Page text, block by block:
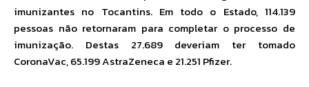
imunizantes no Tocantins. Em todo o Estado, 114.139
pessoas não retornaram para completar o processo de
imunização. Destas 27.689 deveriam ter tomado
CoronaVac, 65.199 AstraZeneca e 21.251 Pfizer.